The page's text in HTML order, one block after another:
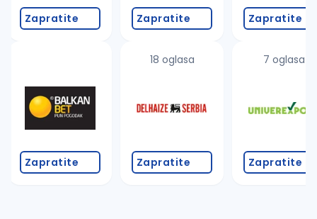
promenite odabrane filtere pretrage
Zapratite
Zapratite
Zapratite
18 oglasa
Zapratite
Zapratite
7 oglasa
Zapratite